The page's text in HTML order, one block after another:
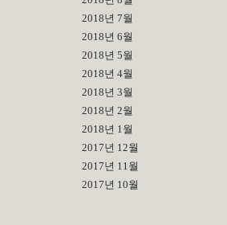
2018년 7월
2018년 6월
2018년 5월
2018년 4월
2018년 3월
2018년 2월
2018년 1월
2017년 12월
2017년 11월
2017년 10월